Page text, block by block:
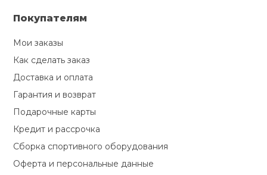
Покупателям
Мои заказы
Как сделать заказ
Доставка и оплата
Гарантия и возврат
Подарочные карты
Кредит и рассрочка
Сборка спортивного оборудования
Оферта и персональные данные